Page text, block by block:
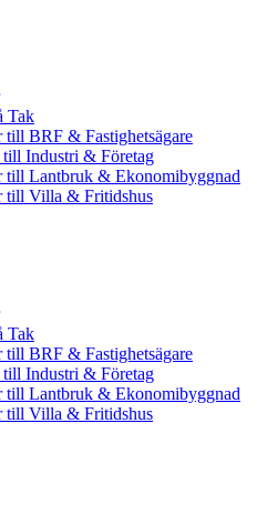
Tak
till BRF & Fastighetsägare
Industri & Företag
till Lantbruk & Ekonomibyggnad
till Villa & Fritidshus
Tak
till BRF & Fastighetsägare
Industri & Företag
till Lantbruk & Ekonomibyggnad
till Villa & Fritidshus